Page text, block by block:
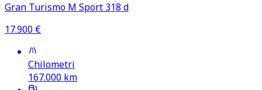
Gran Turismo M Sport 318 d
17.900 €
Chilometri
167.000 km